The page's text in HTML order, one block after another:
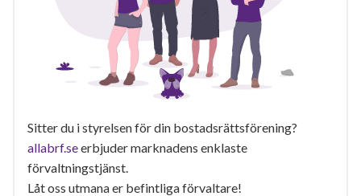
Sitter du i styrelsen för din bostadsrättsförening?
allabrf.seerbjuder marknadens enklaste
förvaltningstjänst.
Låt oss utmana er befintliga förvaltare!